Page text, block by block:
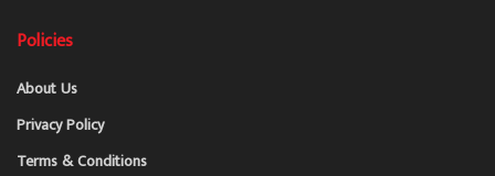
Policies
About Us
Privacy Policy
Terms & Conditions